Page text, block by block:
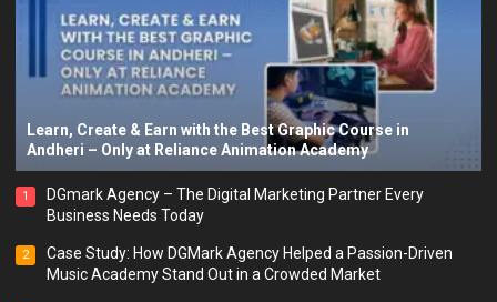
Learn, Create & Earn with the Best Graphic Course in
Andheri – Only at Reliance Animation Academy
1
DGmark Agency – The Digital Marketing Partner Every
Business Needs Today
2
Case Study: How DGMark Agency Helped a Passion-Driven
Music Academy Stand Out in a Crowded Market